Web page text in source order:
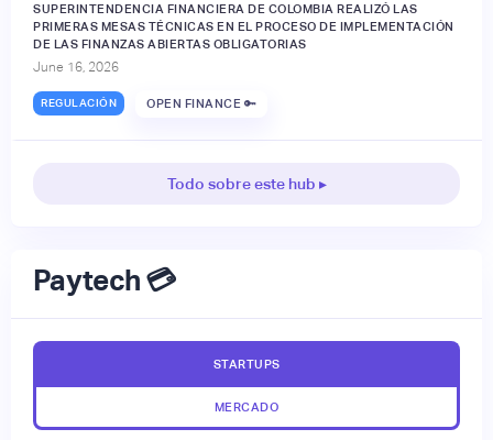
SUPERINTENDENCIA FINANCIERA DE COLOMBIA REALIZÓ LAS
PRIMERAS MESAS TÉCNICAS EN EL PROCESO DE IMPLEMENTACIÓN
DE LAS FINANZAS ABIERTAS OBLIGATORIAS
June 16, 2026
REGULACIÓN OPEN FINANCE 🔑
Todo sobre este hub ▸
Paytech 💳
STARTUPS
MERCADO